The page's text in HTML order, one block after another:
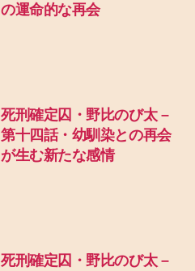
の運命的な再会
死刑確定囚・野比のび太 –
第十四話・幼馴染との再会
が生む新たな感情
死刑確定囚・野比のび太 –